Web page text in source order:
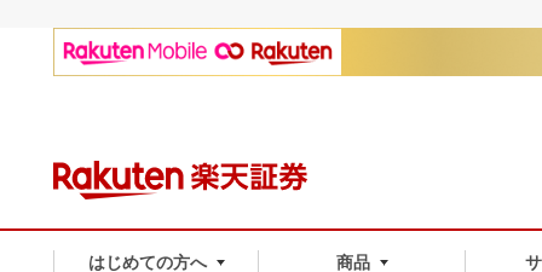
はじめての方へ 商品